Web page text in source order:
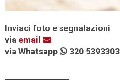
Inviaci foto e segnalazioni
via email
via Whatsapp
320 5393303